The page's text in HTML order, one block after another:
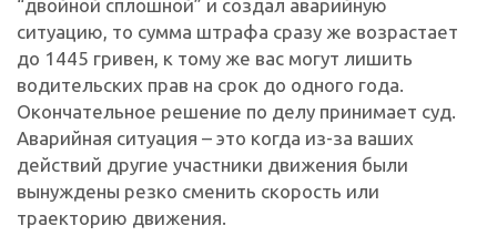
“двойной сплошной” и создал аварийную
ситуацию, то сумма штрафа сразу же возрастает
до 1445 гривен, к тому же вас могут лишить
водительских прав на срок до одного года.
Окончательное решение по делу принимает суд.
Аварийная ситуация – это когда из-за ваших
действий другие участники движения были
вынуждены резко сменить скорость или
траекторию движения.